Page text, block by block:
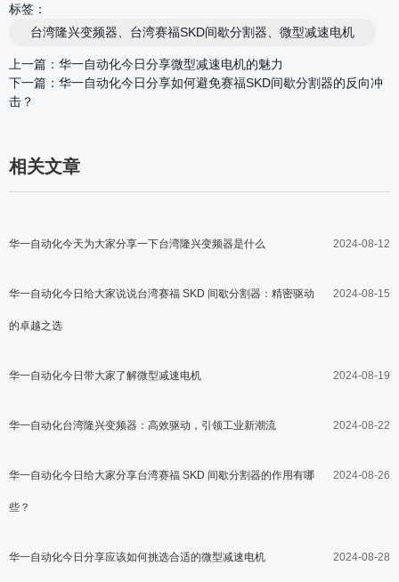
标签：
台湾隆兴变频器、台湾赛福SKD间歇分割器、微型减速电机
上一篇： 华一自动化今日分享微型减速电机的魅力
下一篇： 华一自动化今日分享如何避免赛福SKD间歇分割器的反向冲
击？
相关文章
2024-08-12
华一自动化今天为大家分享一下台湾隆兴变频器是什么
2024-08-15
华一自动化今日给大家说说台湾赛福 SKD 间歇分割器：精密驱动
的卓越之选
2024-08-19
华一自动化今日带大家了解微型减速电机
2024-08-22
华一自动化台湾隆兴变频器：高效驱动，引领工业新潮流
2024-08-26
华一自动化今日给大家分享台湾赛福 SKD 间歇分割器的作用有哪
些？
2024-08-28
华一自动化今日分享应该如何挑选合适的微型减速电机